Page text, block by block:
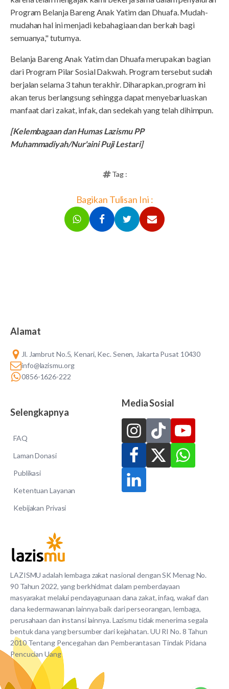
Program Belanja Bareng Anak Yatim dan Dhuafa. Mudah-
mudahan hal ini menjadi kebahagiaan dan berkah bagi
semuanya," tuturnya.
Belanja Bareng Anak Yatim dan Dhuafa merupakan bagian
dari Program Pilar Sosial Dakwah. Program tersebut sudah
berjalan selama 3 tahun terakhir. Diharapkan, program ini
akan terus berlangsung sehingga dapat menyebarluaskan
manfaat dari zakat, infak, dan sedekah yang telah dihimpun.
[Kelembagaan dan Humas Lazismu PP
Muhammadiyah/Nur'aini Puji Lestari]
Tag :
Bagikan Tulisan Ini :
LAZISMU adalah lembaga zakat nasional dengan SK Menag No.
90 Tahun 2022, yang berkhidmat dalam pemberdayaan
masyarakat melalui pendayagunaan dana zakat, infaq, wakaf dan
dana kedermawanan lainnya baik dari perseorangan, lembaga,
perusahaan dan instansi lainnya. Lazismu tidak menerima segala
bentuk dana yang bersumber dari kejahatan. UU RI No. 8 Tahun
2010 Tentang Pencegahan dan Pemberantasan Tindak Pidana
Pencucian Uang
Alamat
Jl. Jambrut No.5, Kenari, Kec. Senen, Jakarta Pusat 10430
info@lazismu.org
0856-1626-222
Selengkapnya
FAQ
Laman Donasi
Publikasi
Ketentuan Layanan
Kebijakan Privasi
Media Sosial